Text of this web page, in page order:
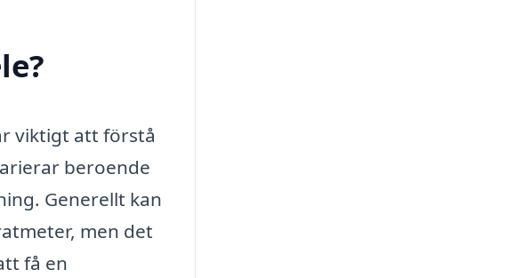
viktigt att förstå
beroende
Generellt kan
men det
få en